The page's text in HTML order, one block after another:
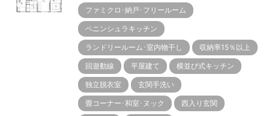
ファミクロ･納戸･フリールーム
ペニンシュラキッチン
ランドリールーム･室内物干し 収納率15％以上
回遊動線 平屋建て 横並び式キッチン
独立脱衣室 玄関手洗い
畳コーナー･和室･ヌック 西入り玄関